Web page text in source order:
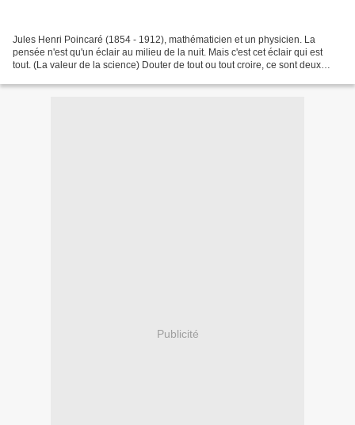
Jules Henri Poincaré (1854 - 1912), mathématicien et un physicien. La
pensée n'est qu'un éclair au milieu de la nuit. Mais c'est cet éclair qui est
tout. (La valeur de la science) Douter de tout ou tout croire, ce sont deux
Publicité